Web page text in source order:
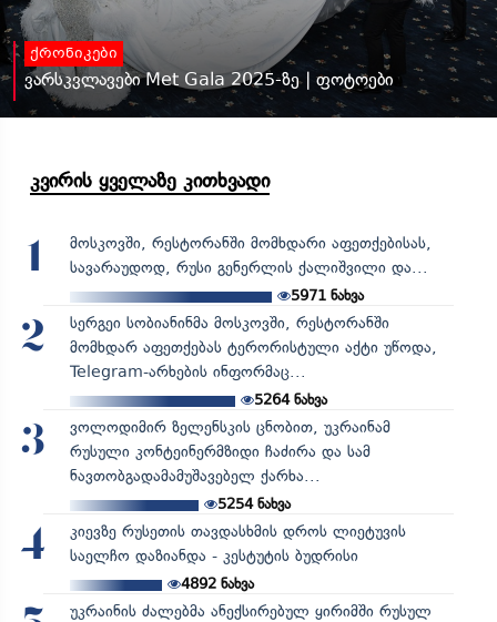
ქრონიკები
ვარსკვლავები Met Gala 2025-ზე | ფოტოები
კვირის ყველაზე კითხვადი
1
მოსკოვში, რესტორანში მომხდარი აფეთქებისას,
სავარაუდოდ, რუსი გენერლის ქალიშვილი და...
5971 ნახვა
2
სერგეი სობიანინმა მოსკოვში, რესტორანში
მომხდარ აფეთქებას ტერორისტული აქტი უწოდა,
Telegram-არხების ინფორმაც...
5264ნახვა
3
ვოლოდიმირ ზელენსკის ცნობით, უკრაინამ
რუსული კონტეინერმზიდი ჩაძირა და სამ
ნავთობგადამამუშავებელ ქარხა...
5254ნახვა
4
კიევზე რუსეთის თავდასხმის დროს ლიეტუვის
საელჩო დაზიანდა - კესტუტის ბუდრისი
4892ნახვა
უკრაინის ძალებმა ანექსირებულ ყირიმში რუსულ